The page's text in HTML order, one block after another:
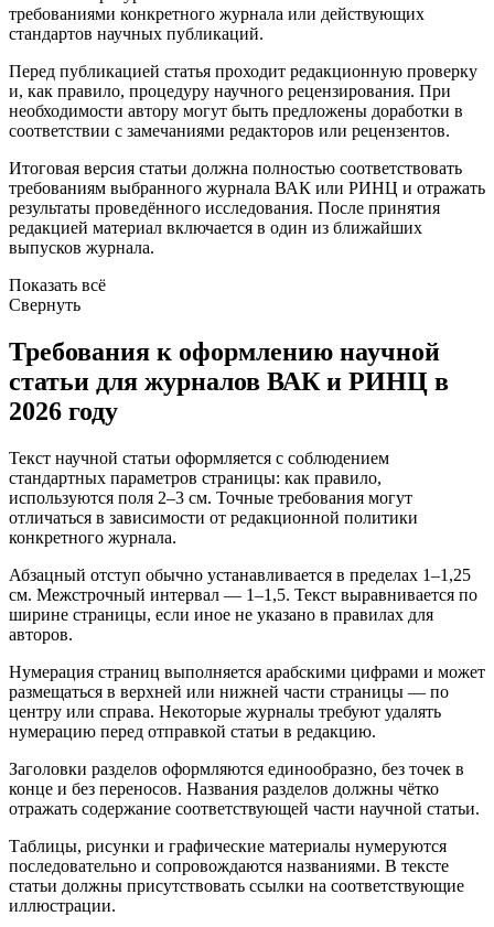
требованиями конкретного журнала или действующих
стандартов научных публикаций.
Перед публикацией статья проходит редакционную проверку
и, как правило, процедуру научного рецензирования. При
необходимости автору могут быть предложены доработки в
соответствии с замечаниями редакторов или рецензентов.
Итоговая версия статьи должна полностью соответствовать
требованиям выбранного журнала ВАК или РИНЦ и отражать
результаты проведённого исследования. После принятия
редакцией материал включается в один из ближайших
выпусков журнала.
Показать всё
Свернуть
Требования к оформлению научной
статьи для журналов ВАК и РИНЦ в
2026 году
Текст научной статьи оформляется с соблюдением
стандартных параметров страницы: как правило,
используются поля 2–3 см. Точные требования могут
отличаться в зависимости от редакционной политики
конкретного журнала.
Абзацный отступ обычно устанавливается в пределах 1–1,25
см. Межстрочный интервал — 1–1,5. Текст выравнивается по
ширине страницы, если иное не указано в правилах для
авторов.
Нумерация страниц выполняется арабскими цифрами и может
размещаться в верхней или нижней части страницы — по
центру или справа. Некоторые журналы требуют удалять
нумерацию перед отправкой статьи в редакцию.
Заголовки разделов оформляются единообразно, без точек в
конце и без переносов. Названия разделов должны чётко
отражать содержание соответствующей части научной статьи.
Таблицы, рисунки и графические материалы нумеруются
последовательно и сопровождаются названиями. В тексте
статьи должны присутствовать ссылки на соответствующие
иллюстрации.